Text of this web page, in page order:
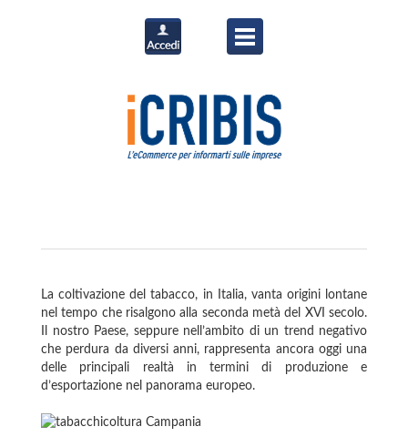
La coltivazione del tabacco, in Italia, vanta origini lontane
nel tempo che risalgono alla seconda metà del XVI secolo.
Il nostro Paese, seppure nell’ambito di un trend negativo
che perdura da diversi anni, rappresenta ancora oggi una
delle principali realtà in termini di produzione e
d’esportazione nel panorama europeo.